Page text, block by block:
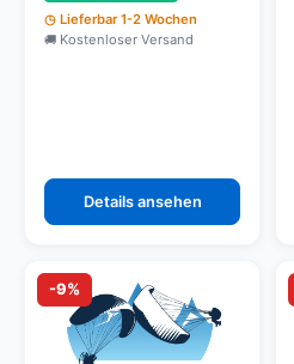
Lieferbar 1-2 Wochen
Kostenloser Versand
Details ansehen
-9%